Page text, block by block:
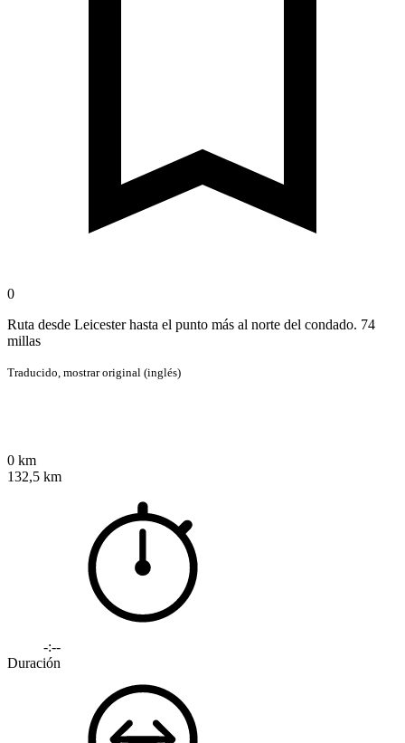
0
Ruta desde Leicester hasta el punto más al norte del condado. 74
millas
Traducido, mostrar original (inglés)
0 km
132,5 km
-:--
Duración